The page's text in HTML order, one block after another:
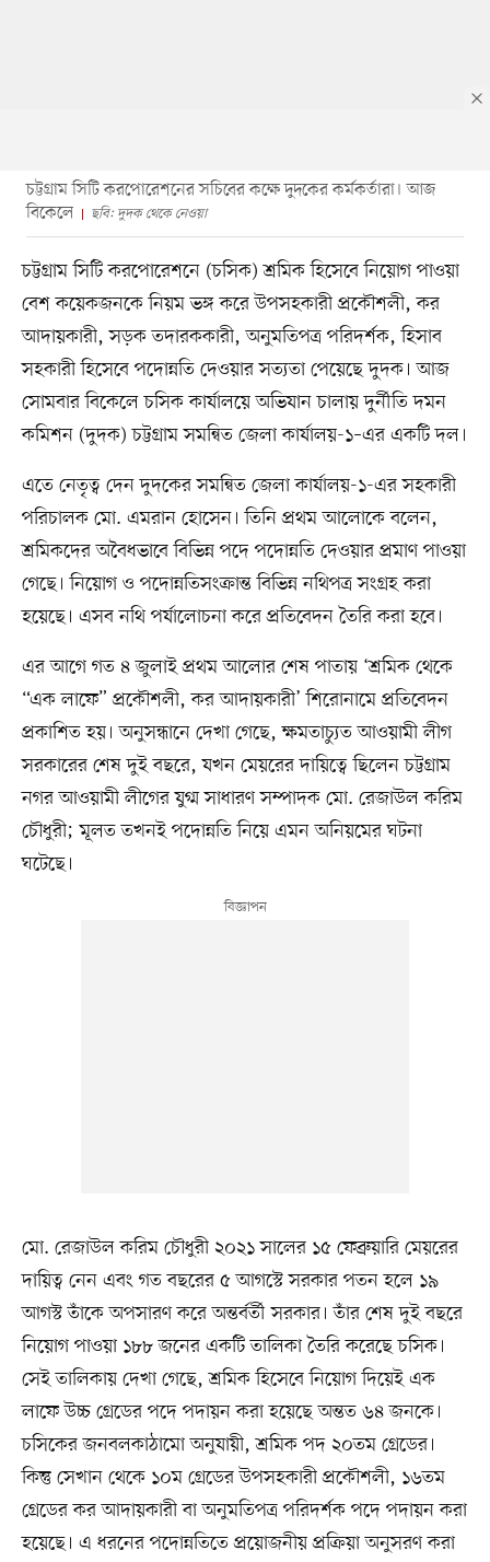
চট্টগ্রাম সিটি করপোরেশনের সচিবের কক্ষে দুদকের কর্মকর্তারা। আজ
বিকেলে
ছবি: দুদক থেকে নেওয়া
চট্টগ্রাম সিটি করপোরেশনে (চসিক) শ্রমিক হিসেবে নিয়োগ পাওয়া
বেশ কয়েকজনকে নিয়ম ভঙ্গ করে উপসহকারী প্রকৌশলী, কর
আদায়কারী, সড়ক তদারককারী, অনুমতিপত্র পরিদর্শক, হিসাব
সহকারী হিসেবে পদোন্নতি দেওয়ার সত্যতা পেয়েছে দুদক। আজ
সোমবার বিকেলে চসিক কার্যালয়ে অভিযান চালায় দুর্নীতি দমন
কমিশন (দুদক) চট্টগ্রাম সমন্বিত জেলা কার্যালয়-১–এর একটি দল।
এতে নেতৃত্ব দেন দুদকের সমন্বিত জেলা কার্যালয়-১-এর সহকারী
পরিচালক মো. এমরান হোসেন। তিনি প্রথম আলোকে বলেন,
শ্রমিকদের অবৈধভাবে বিভিন্ন পদে পদোন্নতি দেওয়ার প্রমাণ পাওয়া
গেছে। নিয়োগ ও পদোন্নতিসংক্রান্ত বিভিন্ন নথিপত্র সংগ্রহ করা
হয়েছে। এসব নথি পর্যালোচনা করে প্রতিবেদন তৈরি করা হবে।
এর আগে গত ৪ জুলাই প্রথম আলোর শেষ পাতায় ‘শ্রমিক থেকে
“এক লাফে” প্রকৌশলী, কর আদায়কারী’ শিরোনামে প্রতিবেদন
প্রকাশিত হয়। অনুসন্ধানে দেখা গেছে, ক্ষমতাচ্যুত আওয়ামী লীগ
সরকারের শেষ দুই বছরে, যখন মেয়রের দায়িত্বে ছিলেন চট্টগ্রাম
নগর আওয়ামী লীগের যুগ্ম সাধারণ সম্পাদক মো. রেজাউল করিম
চৌধুরী; মূলত তখনই পদোন্নতি নিয়ে এমন অনিয়মের ঘটনা
ঘটেছে।
মো. রেজাউল করিম চৌধুরী ২০২১ সালের ১৫ ফেব্রুয়ারি মেয়রের
দায়িত্ব নেন এবং গত বছরের ৫ আগস্টে সরকার পতন হলে ১৯
আগস্ট তাঁকে অপসারণ করে অন্তর্বর্তী সরকার। তাঁর শেষ দুই বছরে
নিয়োগ পাওয়া ১৮৮ জনের একটি তালিকা তৈরি করেছে চসিক।
সেই তালিকায় দেখা গেছে, শ্রমিক হিসেবে নিয়োগ দিয়েই এক
লাফে উচ্চ গ্রেডের পদে পদায়ন করা হয়েছে অন্তত ৬৪ জনকে।
চসিকের জনবলকাঠামো অনুযায়ী, শ্রমিক পদ ২০তম গ্রেডের।
কিন্তু সেখান থেকে ১০ম গ্রেডের উপসহকারী প্রকৌশলী, ১৬তম
গ্রেডের কর আদায়কারী বা অনুমতিপত্র পরিদর্শক পদে পদায়ন করা
হয়েছে। এ ধরনের পদোন্নতিতে প্রয়োজনীয় প্রক্রিয়া অনুসরণ করা